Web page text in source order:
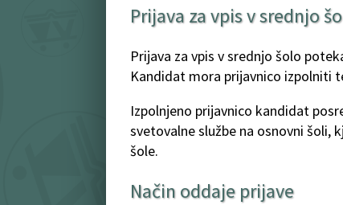
Prijava za vpis v srednjo
Prijava za vpis v srednjo šolo
Kandidat mora prijavnico izpolniti
Izpolnjeno prijavnico kandidat
svetovalne službe na osnovni šoli,
šole.
Način oddaje prijave